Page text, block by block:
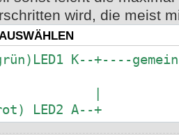
wird, die meist
K--+----
LED2 A--